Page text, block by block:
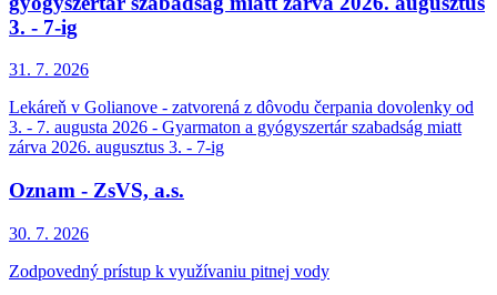
3. - 7-ig
31. 7. 2026
Lekáreň v Golianove - zatvorená z dôvodu čerpania dovolenky od
3. - 7. augusta 2026 - Gyarmaton a gyógyszertár szabadság miatt
zárva 2026. augusztus 3. - 7-ig
Oznam - ZsVS, a.s.
30. 7. 2026
Zodpovedný prístup k využívaniu pitnej vody